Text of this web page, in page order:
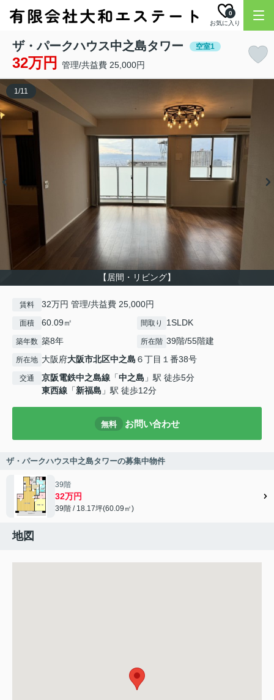
お気に入り
0
ザ・パークハウス中之島タワー 空室1
32万円 管理/共益費 25,000円
【居間・リビング】
1/11
賃料 32万円 管理/共益費 25,000円
面積 60.09㎡ 間取り 1SLDK
築年数 築8年 所在階 39階/55階建
所在地 大阪府大阪市北区中之島 ６丁目１番38号
交通 京阪電鉄中之島線 「中之島 」駅 徒歩5分
東西線 「新福島 」駅 徒歩12分
無料 お問い合わせ
ザ・パークハウス中之島タワーの募集中物件
39階
32万円
39階 / 18.17坪(60.09㎡)
地図